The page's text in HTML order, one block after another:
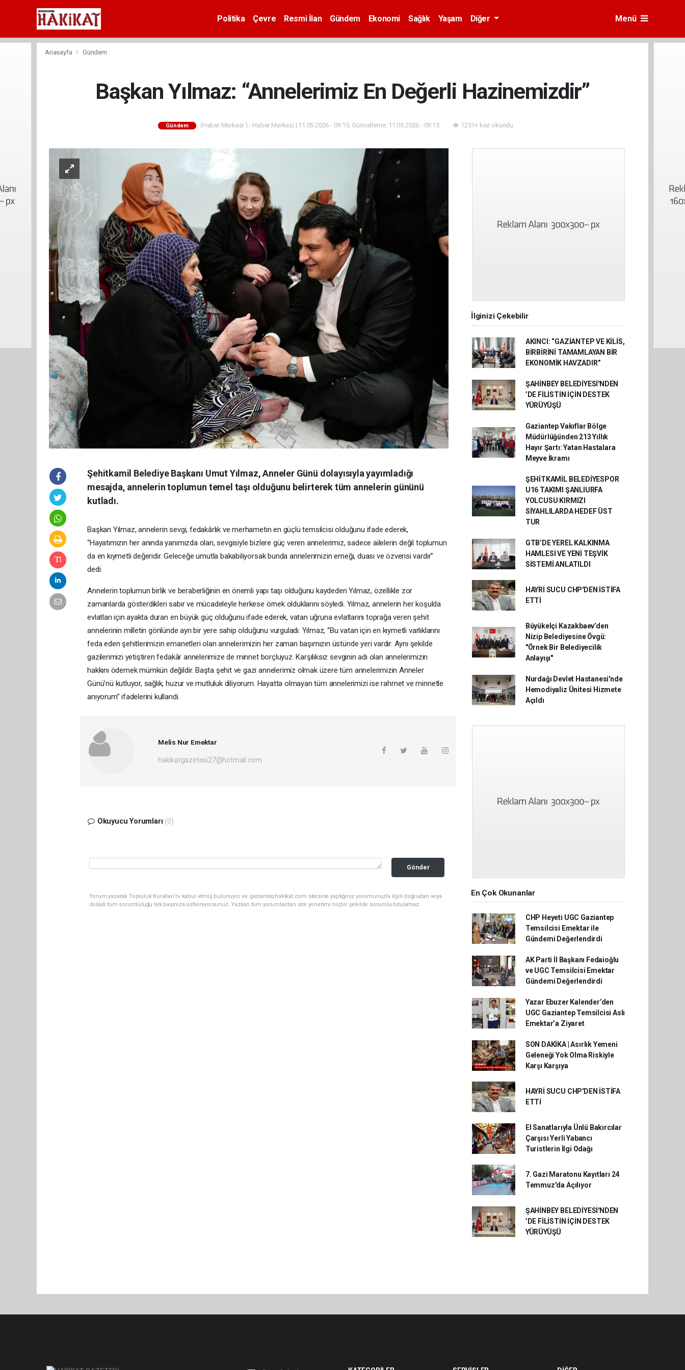
Politika Çevre Resmi İlan Gündem Ekonomi Sağlık Yaşam Diğer Menü
Anasayfa Gündem
Başkan Yılmaz: “Annelerimiz En Değerli Hazinemizdir”
Gündem (Haber Merkezi ) - Haber Merkezi | 11.05.2026 - 09:15, Güncelleme: 11.05.2026 - 09:15 1251+ kez okundu.
Şehitkamil Belediye Başkanı Umut Yılmaz, Anneler Günü dolayısıyla yayımladığı
mesajda, annelerin toplumun temel taşı olduğunu belirterek tüm annelerin gününü
kutladı.
Başkan Yılmaz, annelerin sevgi, fedakârlık ve merhametin en güçlü temsilcisi olduğunu ifade ederek,
“Hayatımızın her anında yanımızda olan, sevgisiyle bizlere güç veren annelerimiz, sadece ailelerin değil toplumun
da en kıymetli değeridir. Geleceğe umutla bakabiliyorsak bunda annelerimizin emeği, duası ve özverisi vardır”
dedi.
Annelerin toplumun birlik ve beraberliğinin en önemli yapı taşı olduğunu kaydeden Yılmaz, özellikle zor
zamanlarda gösterdikleri sabır ve mücadeleyle herkese örnek olduklarını söyledi. Yılmaz, annelerin her koşulda
evlatları için ayakta duran en büyük güç olduğunu ifade ederek, vatan uğruna evlatlarını toprağa veren şehit
annelerinin milletin gönlünde ayrı bir yere sahip olduğunu vurguladı. Yılmaz, “Bu vatan için en kıymetli varlıklarını
feda eden şehitlerimizin emanetleri olan annelerimizin her zaman başımızın üstünde yeri vardır. Aynı şekilde
gazilerimizi yetiştiren fedakâr annelerimize de minnet borçluyuz. Karşılıksız sevginin adı olan annelerimizin
hakkını ödemek mümkün değildir. Başta şehit ve gazi annelerimiz olmak üzere tüm annelerimizin Anneler
Günü’nü kutluyor, sağlık, huzur ve mutluluk diliyorum. Hayatta olmayan tüm annelerimizi ise rahmet ve minnetle
anıyorum” ifadelerini kullandı.
Melis Nur Emektar
hakikatgazetesi27@hotmail.com
Okuyucu Yorumları (0)
Gönder
Yorum yazarak Topluluk Kuralları’nı kabul etmiş bulunuyor ve gaziantephakikat.com sitesine yaptığınız yorumunuzla ilgili doğrudan veya
dolaylı tüm sorumluluğu tek başınıza üstleniyorsunuz. Yazılan tüm yorumlardan site yönetimi hiçbir şekilde sorumlu tutulamaz.
İlginizi Çekebilir
AKINCI: “GAZİANTEP VE KİLİS,
BİRBİRİNİ TAMAMLAYAN BİR
EKONOMİK HAVZADIR”
ŞAHİNBEY BELEDİYESİ'NDEN
’DE FİLİSTİN İÇİN DESTEK
YÜRÜYÜŞÜ
Gaziantep Vakıflar Bölge
Müdürlüğünden 213 Yıllık
Hayır Şartı: Yatan Hastalara
Meyve İkramı
ŞEHİTKAMİL BELEDİYESPOR
U16 TAKIMI ŞANLIURFA
YOLCUSU KIRMIZI
SİYAHLILARDA HEDEF ÜST
TUR
GTB’DE YEREL KALKINMA
HAMLESİ VE YENİ TEŞVİK
SİSTEMİ ANLATILDI
HAYRİ SUCU CHP'DEN İSTİFA
ETTİ
Büyükelçi Kazakbaev’den
Nizip Belediyesine Övgü:
"Örnek Bir Belediyecilik
Anlayışı"
Nurdağı Devlet Hastanesi'nde
Hemodiyaliz Ünitesi Hizmete
Açıldı
En Çok Okunanlar
CHP Heyeti UGC Gaziantep
Temsilcisi Emektar ile
Gündemi Değerlendirdi
AK Parti İl Başkanı Fedaioğlu
ve UGC Temsilcisi Emektar
Gündemi Değerlendirdi
Yazar Ebuzer Kalender’den
UGC Gaziantep Temsilcisi Aslı
Emektar’a Ziyaret
SON DAKİKA | Asırlık Yemeni
Geleneği Yok Olma Riskiyle
Karşı Karşıya
HAYRİ SUCU CHP'DEN İSTİFA
ETTİ
El Sanatlarıyla Ünlü Bakırcılar
Çarşısı Yerli Yabancı
Turistlerin İlgi Odağı
7. Gazi Maratonu Kayıtları 24
Temmuz'da Açılıyor
ŞAHİNBEY BELEDİYESİ'NDEN
’DE FİLİSTİN İÇİN DESTEK
YÜRÜYÜŞÜ